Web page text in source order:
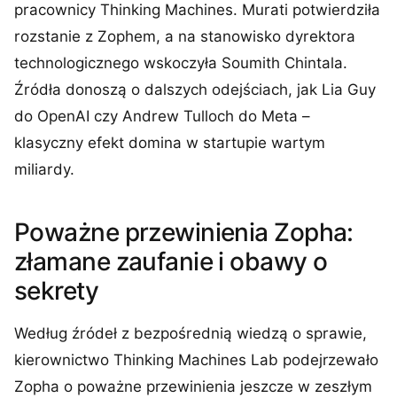
pracownicy Thinking Machines. Murati potwierdziła
rozstanie z Zophem, a na stanowisko dyrektora
technologicznego wskoczyła Soumith Chintala.
Źródła donoszą o dalszych odejściach, jak Lia Guy
do OpenAI czy Andrew Tulloch do Meta –
klasyczny efekt domina w startupie wartym
miliardy.
Poważne przewinienia Zopha:
złamane zaufanie i obawy o
sekrety
Według źródeł z bezpośrednią wiedzą o sprawie,
kierownictwo Thinking Machines Lab podejrzewało
Zopha o poważne przewinienia jeszcze w zeszłym